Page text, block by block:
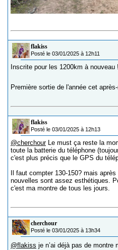
flakiss
Posté le 03/01/2025 à 12h11
Inscrite pour les 1200km à nouveau !
Première sortie de l'année cet
flakiss
Posté le 03/01/2025 à 12h13
@cherchour Le must ça reste la
toute la batterie du téléphone
c'est plus précis que le GPS du
Il faut compter 130-150? mais
nouvelles sont assez esthétiques.
c'est ma montre de tous les jours.
cherchour
Posté le 03/01/2025 à 13h34
@flakiss je n’ai déjà pas de montre